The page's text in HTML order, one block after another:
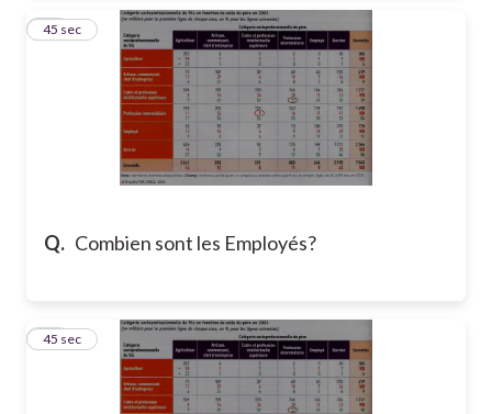
Q. Combien sont les Employés?
10
45 sec
11
45 sec